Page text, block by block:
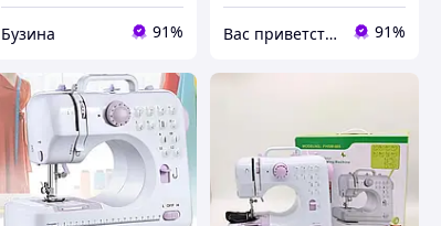
Бузина 91% Вас приветствует интернет-магазин SvetOn! 91%